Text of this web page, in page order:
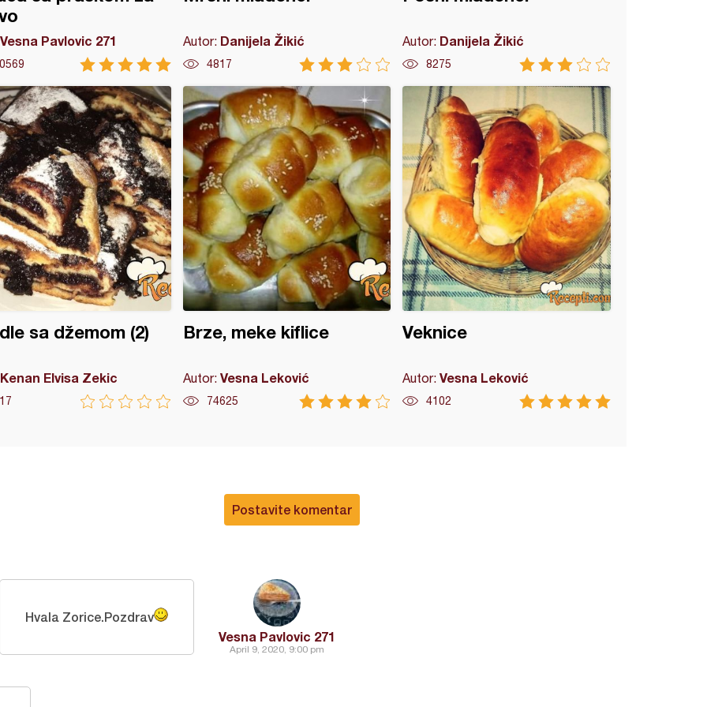
Vesna Pavlovic 271 Autor: Danijela Žikić
4817
Autor: Danijela Žikić
8275
sa džemom (2)
Kenan Elvisa Zekic
Brze, meke kiflice
Autor: Vesna Leković
74625
Veknice
Autor:Vesna Leković
4102
Postavite komentar
Vesna Pavlovic 271
April 9, 2020, 9:00 pm
Hvala Zorice.Pozdrav